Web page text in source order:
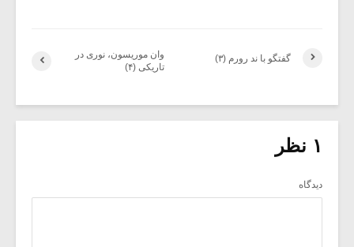
وان موریسون، نوری در
تاریکی (۴)
گفتگو با ند رورم (۳)
۱ نظر
دیدگاه